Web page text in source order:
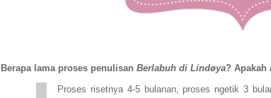
Berapa lama proses penulisan Berlabuh di Lindøya? Apakah
Proses risetnya 4-5 bulanan, proses ngetik 3